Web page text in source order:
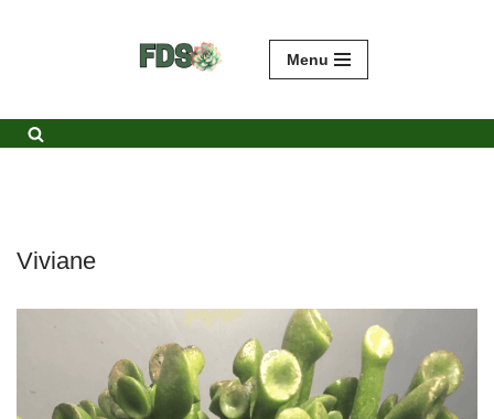
conteúdo
Menu
Viviane